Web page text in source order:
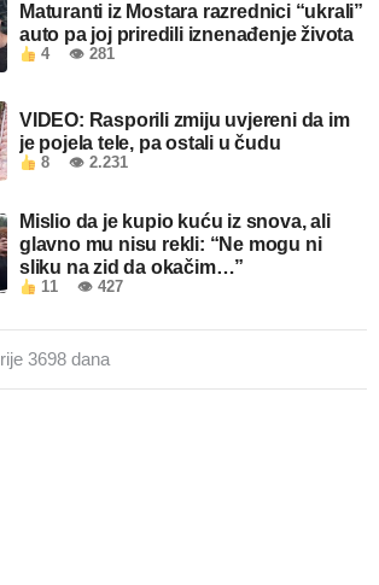
Maturanti iz Mostara razrednici “ukrali”
auto pa joj priredili iznenađenje života
4 👁 281
VIDEO: Rasporili zmiju uvjereni da im
je pojela tele, pa ostali u čudu
8 👁 2.231
Mislio da je kupio kuću iz snova, ali
glavno mu nisu rekli: “Ne mogu ni
sliku na zid da okačim…”
11 👁 427
3698 dana